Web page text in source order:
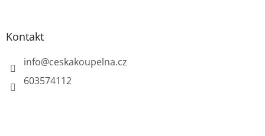
Kontakt
info@ceskakoupelna.cz
603574112